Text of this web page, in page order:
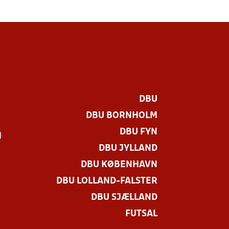
DBU
DBU BORNHOLM
DBU FYN
DBU JYLLAND
DBU KØBENHAVN
DBU LOLLAND-FALSTER
DBU SJÆLLAND
FUTSAL